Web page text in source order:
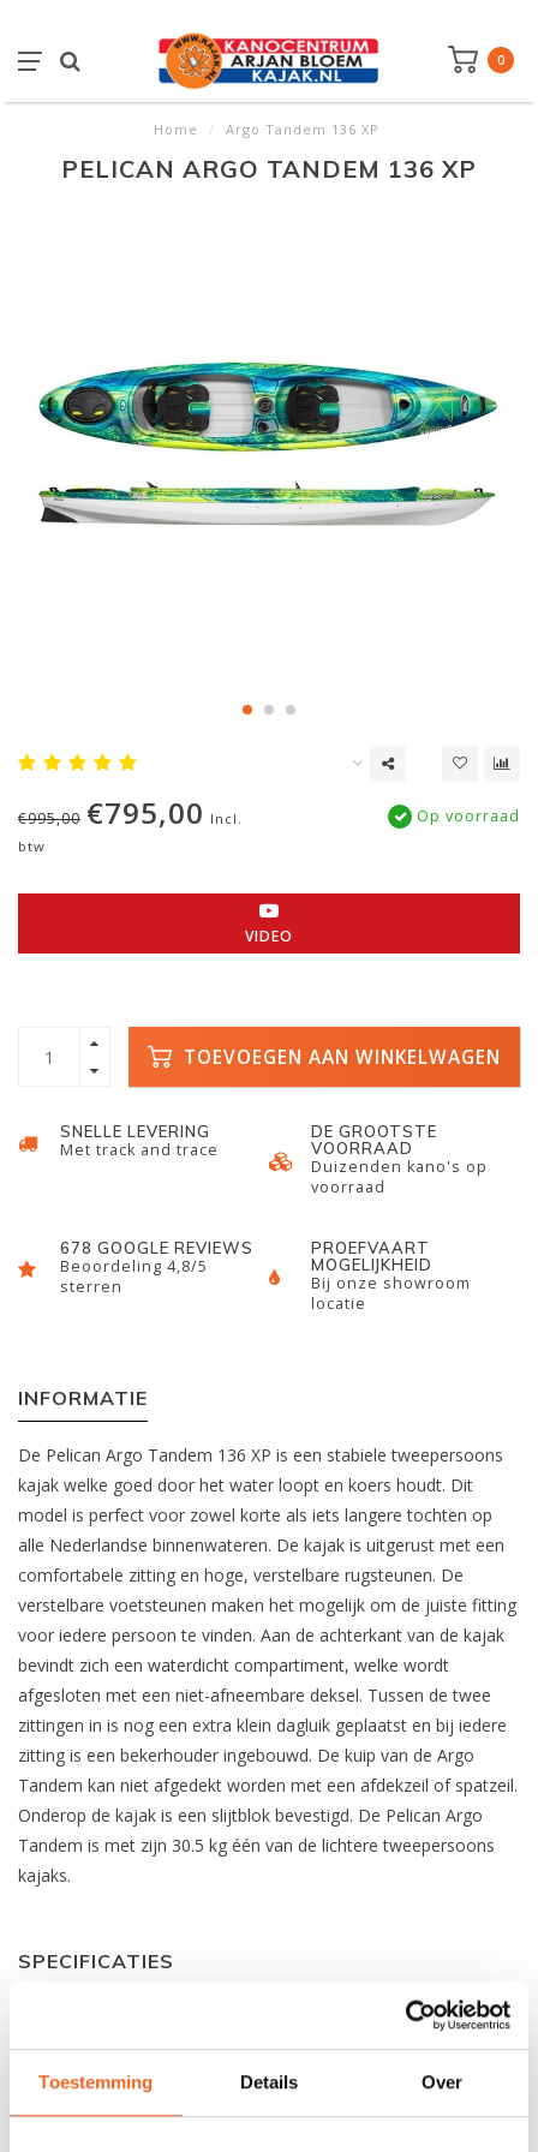
Toestemming Details Over
0
Home / Argo Tandem 136 XP
PELICAN ARGO TANDEM 136 XP
€995,00 €795,00 Incl.
btw
Op voorraad
VIDEO
TOEVOEGEN AAN WINKELWAGEN
SNELLE LEVERING
Met track and trace
DE GROOTSTE
VOORRAAD
Duizenden kano's op
voorraad
678 GOOGLE REVIEWS
Beoordeling 4,8/5
sterren
PROEFVAART
MOGELIJKHEID
Bij onze showroom
locatie
INFORMATIE
De Pelican Argo Tandem 136 XP is een stabiele tweepersoons
kajak welke goed door het water loopt en koers houdt. Dit
model is perfect voor zowel korte als iets langere tochten op
alle Nederlandse binnenwateren. De kajak is uitgerust met een
comfortabele zitting en hoge, verstelbare rugsteunen. De
verstelbare voetsteunen maken het mogelijk om de juiste fitting
voor iedere persoon te vinden. Aan de achterkant van de kajak
bevindt zich een waterdicht compartiment, welke wordt
afgesloten met een niet-afneembare deksel. Tussen de twee
zittingen in is nog een extra klein dagluik geplaatst en bij iedere
zitting is een bekerhouder ingebouwd. De kuip van de Argo
Tandem kan niet afgedekt worden met een afdekzeil of spatzeil.
Onderop de kajak is een slijtblok bevestigd. De Pelican Argo
Tandem is met zijn 30.5 kg één van de lichtere tweepersoons
kajaks.
SPECIFICATIES
Ram-X Polyethyleen
Lengte: 411 cm
Breedte: 81 cm